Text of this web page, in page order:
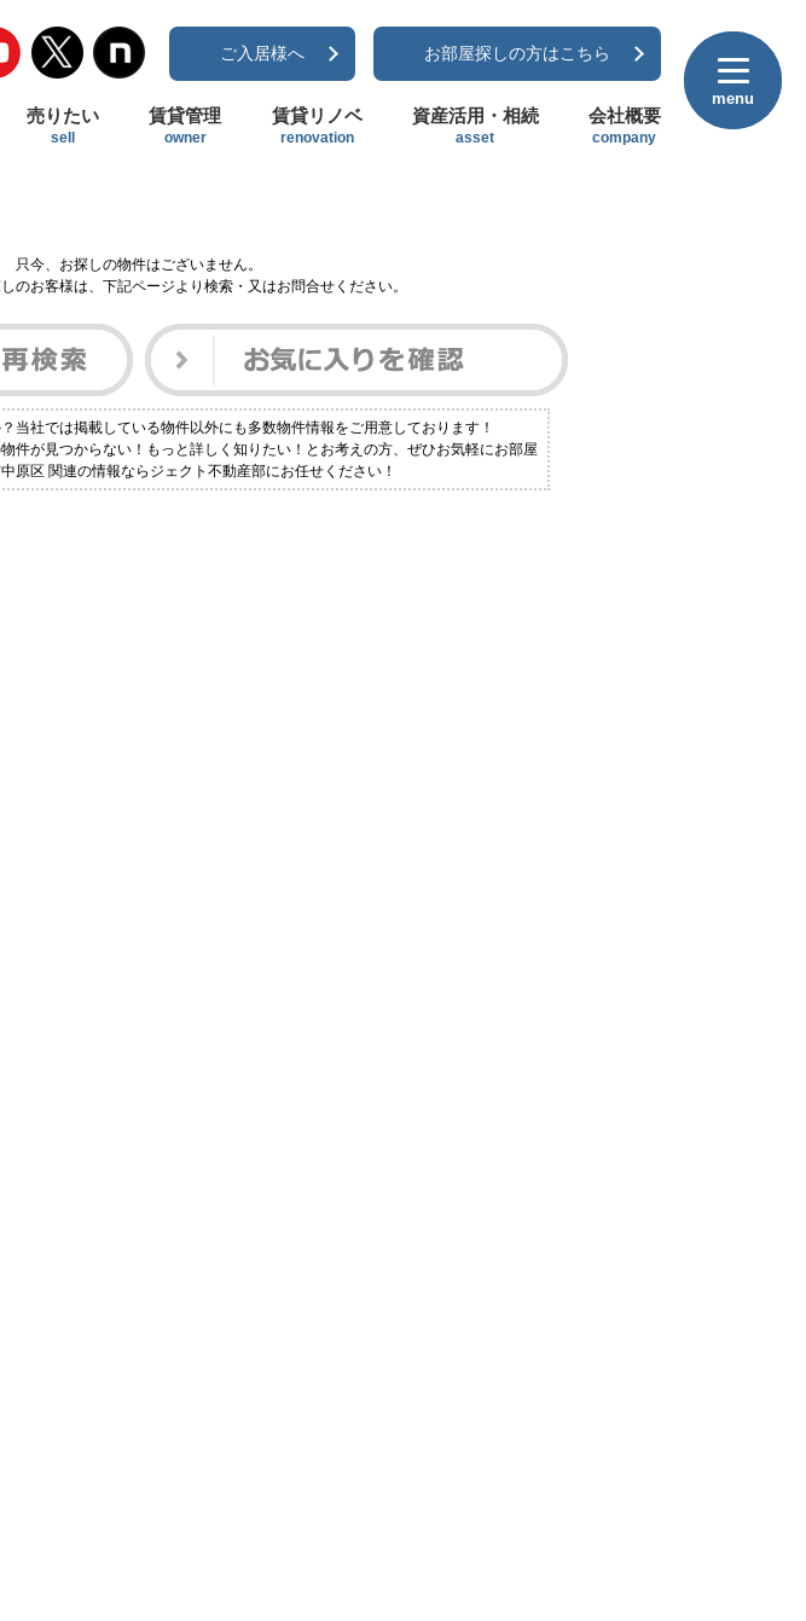
ご入居様へ お部屋探しの方はこちら
売りたい
sell
賃貸管理
owner
賃貸リノベ
renovation
資産活用・相続
asset
会社概要
company
menu
menu
只今、お探しの物件はございません。
のお客様は、下記ページより検索・又はお問合せください。
当社では掲載している物件以外にも多数物件情報をご用意しております！
件が見つからない！もっと詳しく知りたい！とお考えの方、ぜひお気軽にお部屋
原区 関連の情報ならジェクト不動産部にお任せください！